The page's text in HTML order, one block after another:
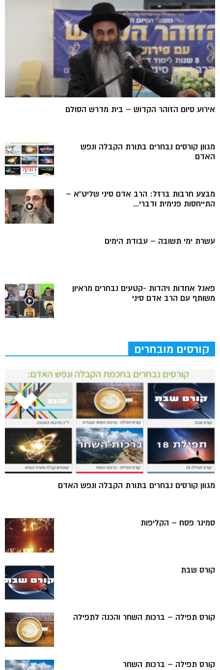
אירוע סיום הזוהר הקדוש – בית מדרש הסולם
מגוון קורסים נבחרים בתורת הקבלה ונפש
האדם
מבצע חרבות ברזל: הרב אדם סיני שליט”א –
התייחסות פנימית ודברי...
עשרת ימי תשובה – עבודת הימים
פאנל אחדות ויהדות -קטעים נבחרים מראיון
משותף עם הרב אדם סיני
קורסים מובחרים
מגוון קורסים נבחרים בתורת הקבלה ונפש האדם
סמינר פסח – הקליפות
קורס שבת
קורס תפילה – ברכות השחר והכנה לתפילה
קורס תפילה – ברכות השחר